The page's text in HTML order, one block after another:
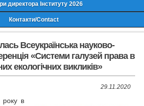
директора Інституту 2026
Контакти/Contact
Всеукраїнська науково-
«Системи галузей права в
екологічних викликів»
29.11.2020
року в